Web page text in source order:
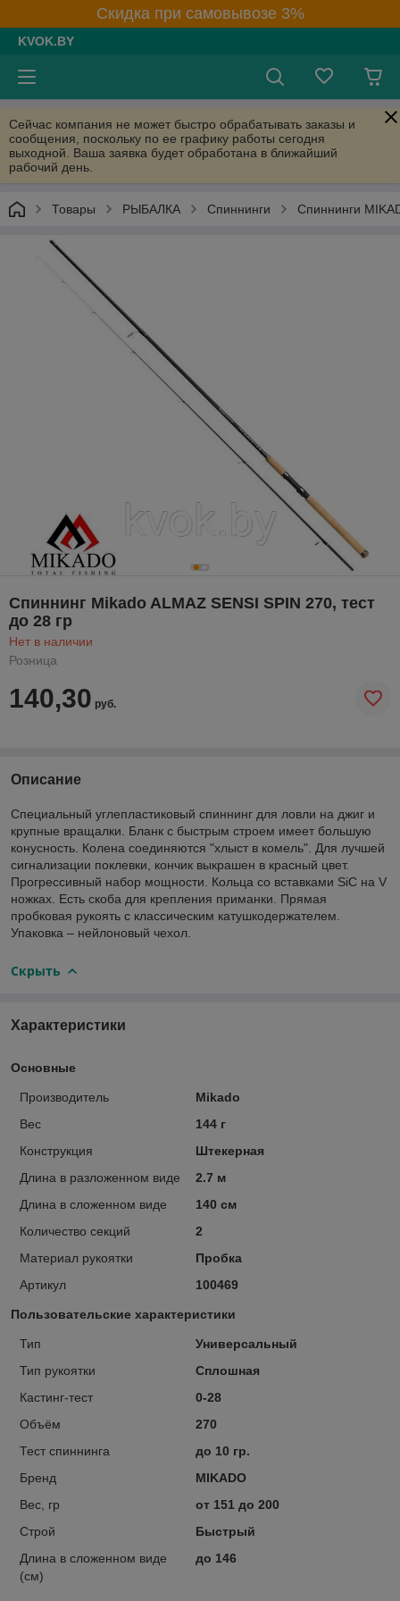
Скидка при самовывозе 3%
KVOK.BY
Сейчас компания не может быстро обрабатывать заказы и
сообщения, поскольку по ее графику работы сегодня
выходной. Ваша заявка будет обработана в ближайший
рабочий день.
Товары РЫБАЛКА Спиннинги Спиннинги
Спиннинг Mikado ALMAZ SENSI SPIN 270, тест
до 28 гр
Нет в наличии
Розница
140,30 руб.
Описание
Специальный углепластиковый спиннинг для ловли на джиг и
крупные вращалки. Бланк с быстрым строем имеет большую
конусность. Колена соединяются "хлыст в комель". Для лучшей
сигнализации поклевки, кончик выкрашен в красный цвет.
Прогрессивный набор мощности. Кольца со вставками SiC на V
ножках. Есть скоба для крепления приманки. Прямая
пробковая рукоять с классическим катушкодержателем.
Упаковка – нейлоновый чехол.
Скрыть
Характеристики
Основные
Производитель
Mikado
Вес
144 г
Конструкция
Штекерная
Длина в разложенном виде
2.7 м
Длина в сложенном виде
140 см
Количество секций
2
Материал рукоятки
Пробка
Артикул
100469
Пользовательские характеристики
Тип
Универсальный
Тип рукоятки
Сплошная
Кастинг-тест
0-28
Объём
270
Тест спиннинга
до 10 гр.
Бренд
MIKADO
Вес, гр
от 151 до 200
Строй
Быстрый
Длина в сложенном виде
(см)
до 146